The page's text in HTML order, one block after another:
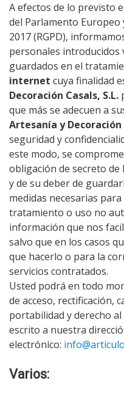
A efectos de lo previsto
del Parlamento Europeo
2017 (RGPD),
personales
guardados en el
internet cuya finalidad
Decoración Casals, S.L.
que más se adecuen a
Artesanía y Decoración
seguridad y
este modo, se
obligación de secreto
y de su deber de
medidas necesarias
tratamiento o uso no
información que nos
salvo que en los casos
que hacerlo o para la
servicios contratados.
Usted podrá en todo
de acceso, rectificación,
portabilidad y derecho
escrito a nuestra
electrónico:
Varios: